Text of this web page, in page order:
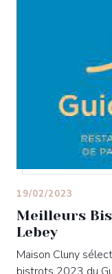
Meilleurs
Lebey
19/02/2023
Maison Cluny